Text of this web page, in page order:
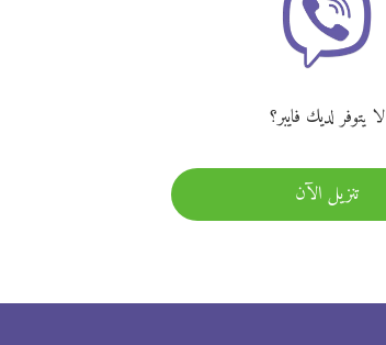
لا يتوفر لديك فايبر؟
تنزيل الآن